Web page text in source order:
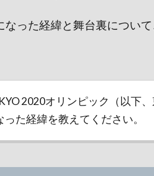
なった経緯と舞台裏につい
2020オリンピック（以下
った経緯を教えてください。